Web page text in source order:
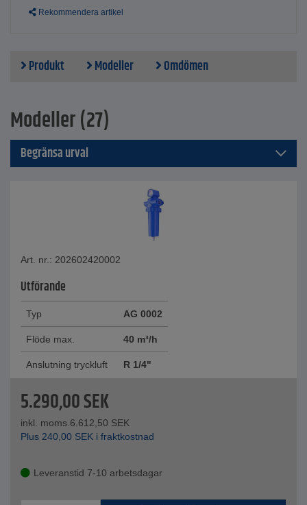
2Rekommendera artikel
Produkt Modeller Omdömen
Modeller (27)
Begränsa urval
Art. nr.: 202602420002
Utförande
Typ AG 0002
Flöde max. 40 m³/h
Anslutning tryckluft R 1/4"
5.290,00SEK
inkl. moms.6.612,50 SEK
Plus 240,00 SEK i fraktkostnad
Leveranstid 7-10 arbetsdagar